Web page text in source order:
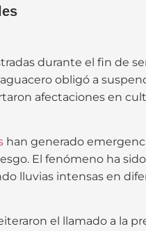
durante el fin de
obligó a
afectaciones en
han generado
El fenómeno ha
lluvias intensas en
el llamado a la